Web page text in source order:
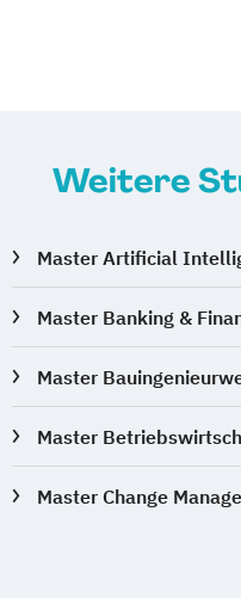
Weitere
Master Artificial
Master Banking &
Master
Master
Master Change